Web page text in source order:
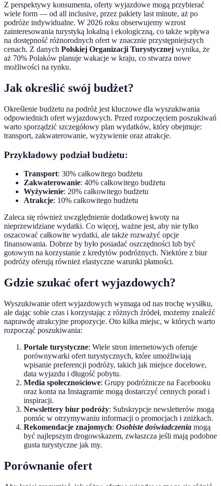
Z perspektywy konsumenta, oferty wyjazdowe mogą przybierać
wiele form — od all inclusive, przez pakiety last minute, aż po
podróże indywidualne. W 2026 roku obserwujemy wzrost
zainteresowania turystyką lokalną i ekologiczną, co także wpływa
na dostępność różnorodnych ofert w znacznie przystępniejszych
cenach. Z danych Polskiej Organizacji Turystycznej wynika, że
aż 70% Polaków planuje wakacje w kraju, co stwarza nowe
możliwości na rynku.
Jak określić swój budżet?
Określenie budżetu na podróż jest kluczowe dla wyszukiwania
odpowiednich ofert wyjazdowych. Przed rozpoczęciem poszukiwań
warto sporządzić szczegółowy plan wydatków, który obejmuje:
transport, zakwaterowanie, wyżywienie oraz atrakcje.
Przykładowy podział budżetu:
Transport: 30% całkowitego budżetu
Zakwaterowanie: 40% całkowitego budżetu
Wyżywienie: 20% całkowitego budżetu
Atrakcje: 10% całkowitego budżetu
Zaleca się również uwzględnienie dodatkowej kwoty na
nieprzewidziane wydatki. Co więcej, ważne jest, aby nie tylko
oszacować całkowite wydatki, ale także rozważyć opcje
finansowania. Dobrze by było posiadać oszczędności lub być
gotowym na korzystanie z kredytów podróżnych. Niektóre z biur
podróży oferują również elastyczne warunki płatności.
Gdzie szukać ofert wyjazdowych?
Wyszukiwanie ofert wyjazdowych wymaga od nas trochę wysiłku,
ale dając sobie czas i korzystając z różnych źródeł, możemy znaleźć
naprawdę atrakcyjne propozycje. Oto kilka miejsc, w których warto
rozpocząć poszukiwania:
Portale turystyczne: Wiele stron internetowych oferuje
porównywarki ofert turystycznych, które umożliwiają
wpisanie preferencji podróży, takich jak miejsce docelowe,
data wyjazdu i długość pobytu.
Media społecznościowe: Grupy podróżnicze na Facebooku
oraz konta na Instagramie mogą dostarczyć cennych porad i
inspiracji.
Newslettery biur podróży: Subskrypcje newsletterów mogą
pomóc w otrzymywaniu informacji o promocjach i zniżkach.
Rekomendacje znajomych: Osobiste doświadczenia mogą
być najlepszym drogowskazem, zwłaszcza jeśli mają podobne
gusta turystyczne jak my.
Porównanie ofert